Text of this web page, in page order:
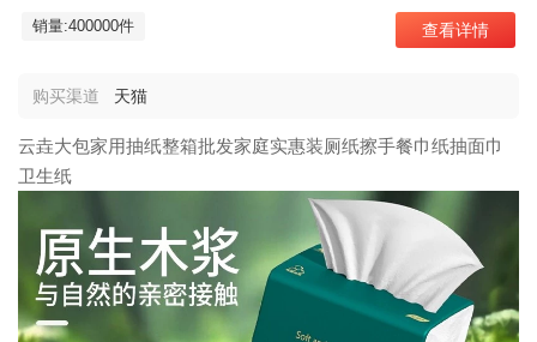
销量:400000件 查看详情
购买渠道 天猫
云垚大包家用抽纸整箱批发家庭实惠装厕纸擦手餐巾纸抽面巾
卫生纸